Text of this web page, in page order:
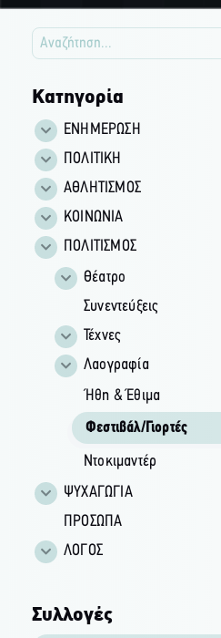
Κατηγορία
ΕΝΗΜΕΡΩΣΗ
ΠΟΛΙΤΙΚΗ
ΑΘΛΗΤΙΣΜΟΣ
ΚΟΙΝΩΝΙΑ
ΠΟΛΙΤΙΣΜΟΣ
Θέατρο
Συνεντεύξεις
Τέχνες
Λαογραφία
Ήθη & Έθιμα
Φεστιβάλ/Γιορτές
Ντοκιμαντέρ
ΨΥΧΑΓΩΓΙΑ
ΠΡΟΣΩΠΑ
ΛΟΓΟΣ
Συλλογές